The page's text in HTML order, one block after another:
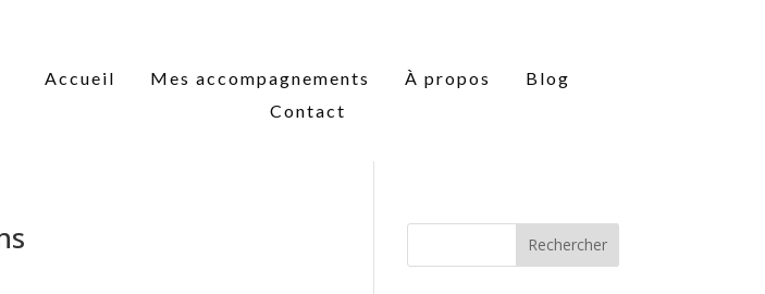
Accueil Mes accompagnements À propos
Blog
Contact